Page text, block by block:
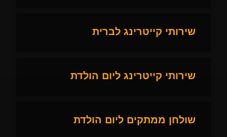
שירותי קייטרינג לברית
שירותי קייטרינג ליום הולדת
שולחן ממתקים ליום הולדת